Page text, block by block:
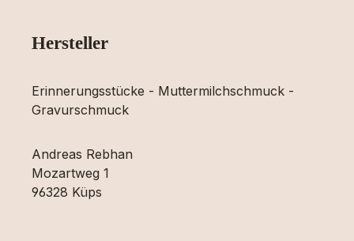
Hersteller
Erinnerungsstücke - Muttermilchschmuck -
Gravurschmuck
Andreas Rebhan
Mozartweg 1
96328 Küps